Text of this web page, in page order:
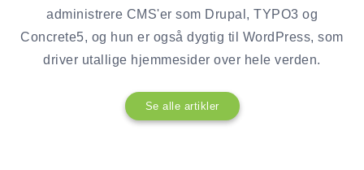
administrere CMS'er som Drupal, TYPO3 og
Concrete5, og hun er også dygtig til WordPress, som
driver utallige hjemmesider over hele verden.
Se alle artikler